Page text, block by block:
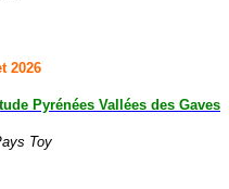
2026
Pyrénées Vallées des Gaves
Toy